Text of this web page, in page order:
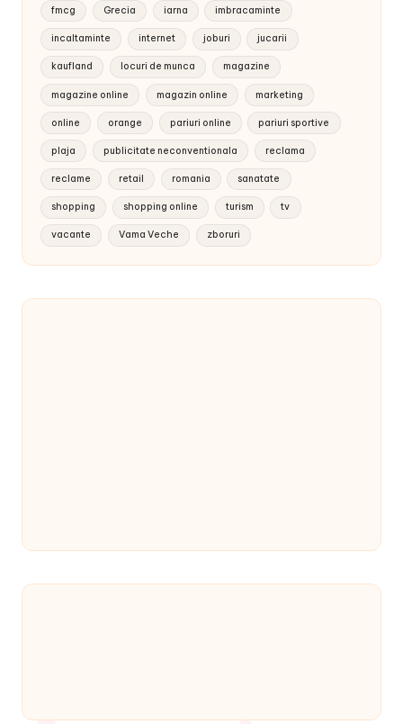
fmcg Grecia iarna imbracaminte
incaltaminte internet joburi jucarii
kaufland locuri de munca magazine
magazine online magazin online marketing
online orange pariuri online pariuri sportive
plaja publicitate neconventionala reclama
reclame retail romania sanatate
shopping shopping online turism tv
vacante Vama Veche zboruri